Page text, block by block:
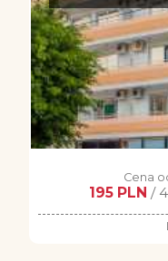
Cena
195 PLN /